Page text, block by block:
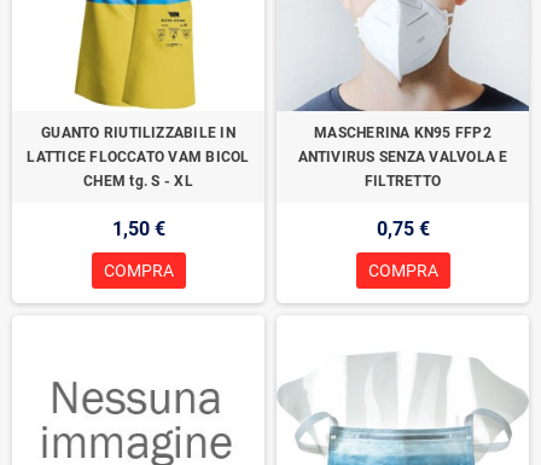
GUANTO RIUTILIZZABILE IN
LATTICE FLOCCATO VAM BICOL
CHEM tg. S - XL
1,50 €
COMPRA
MASCHERINA KN95 FFP2
ANTIVIRUS SENZA VALVOLA E
FILTRETTO
0,75 €
COMPRA